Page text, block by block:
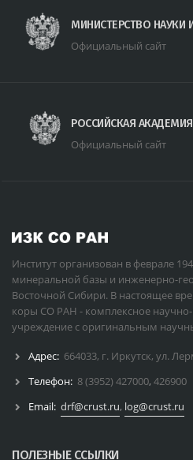
МИНИСТЕРСТВО НАУКИ
Официальный сайт
РОССИЙСКАЯ
Официальный сайт
Институт организован в феврале
минеральной базы и инженерно-
Восточной Сибири. В настоящее
коры СО РАН - комплексное научно-
учреждение с оригинальным
Адрес: 664033, г. Иркутск, ул.
Телефон: 8 (3952) 427000, 426900
Email: drf@crust.ru, log@crust.ru
ПОЛЕЗНЫЕ ССЫЛКИ